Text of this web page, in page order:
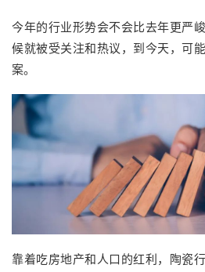
今年的行业形势会不会比去年更严
候就被受关注和热议，到今天，可
案。
靠着吃房地产和人口的红利，陶瓷